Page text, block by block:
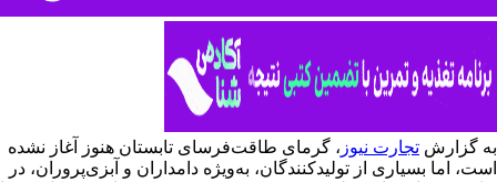
به گزارش تجارت نیوز ، گرمای طاقت‌فرسای تابستان هنوز آغاز نشده
است، اما بسیاری از تولیدکنندگان، به‌ویژه دامداران و آبزی‌پروران، در